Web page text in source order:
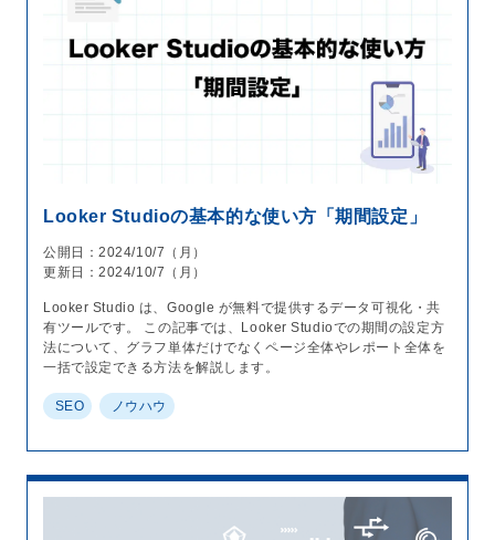
Looker Studioの基本的な使い方「期間設定」
公開日：2024/10/7（月）
更新日：2024/10/7（月）
Looker Studio は、Google が無料で提供するデータ可視化・共
有ツールです。 この記事では、Looker Studioでの期間の設定方
法について、グラフ単体だけでなくページ全体やレポート全体を
一括で設定できる方法を解説します。
SEO ノウハウ